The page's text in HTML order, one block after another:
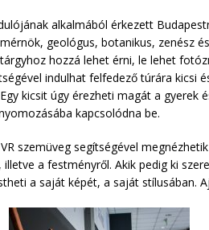
alkalmából érkezett
geológus, botanikus, zenész
hozzá lehet érni, le lehet
indulhat felfedező túrára kicsi
kicsit úgy érezheti magát a gyerek
kapcsolódna be.
szemüveg segítségével
a festményről. Akik pedig ki
a saját képét, a saját stílusában.